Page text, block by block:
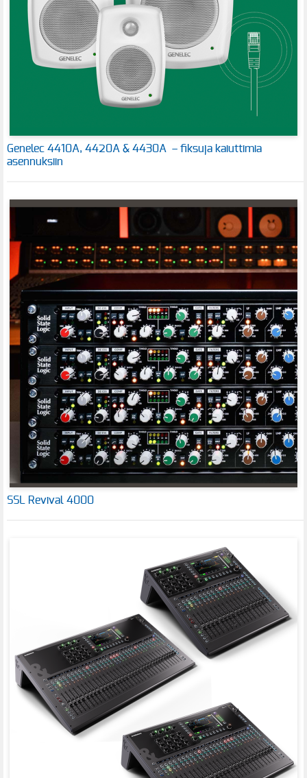
Genelec 4410A, 4420A & 4430A – fiksuja kaiuttimia
asennuksiin
SSL Revival 4000